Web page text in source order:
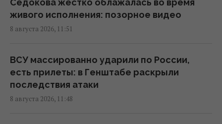
Кто должен оплачивать семейный отпуск:
британцев удивили ожидания поколения Z
10:56 суббота, 08 августа 2026
В России загорелись сразу два крупных
НПЗ после атаки украинских дронов
10:55 суббота, 08 августа 2026
Седокова жестко облажалась во время
живого исполнения: позорное видео
8 августа 2026, 11:51
ВСУ массированно ударили по России,
есть прилеты: в Генштабе раскрыли
последствия атаки
8 августа 2026, 11:48